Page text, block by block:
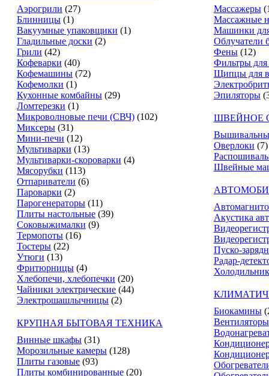
Аэрогрили (27)
Блинницы (1)
Вакуумные упаковщики (1)
Гладильные доски (2)
Грили (42)
Кофеварки (40)
Кофемашины (72)
Кофемолки (1)
Кухонные комбайны (29)
Ломтерезки (1)
Микроволновые печи (СВЧ) (102)
Миксеры (31)
Мини-печи (12)
Мультиварки (13)
Мультиварки-скороварки (4)
Мясорубки (113)
Отпариватели (6)
Пароварки (2)
Парогенераторы (11)
Плиты настольные (39)
Соковыжималки (9)
Термопоты (16)
Тостеры (22)
Утюги (13)
Фритюрницы (4)
Хлебопечи, хлебопечки (20)
Чайники электрические (44)
Электрошашлычницы (2)
КРУПНАЯ БЫТОВАЯ ТЕХНИКА
Винные шкафы (31)
Морозильные камеры (128)
Плиты газовые (93)
Плиты комбинированные (20)
Массажеры
Массажные
Машинки
Облучатели
Фены (12)
Фильтры
Щипцы для
Эпиляторы
ШВЕЙНОЕ
Оверлоки (7)
Швейные
Акустика
Пуско-
Радар-
Биокамины
Вентиляторы